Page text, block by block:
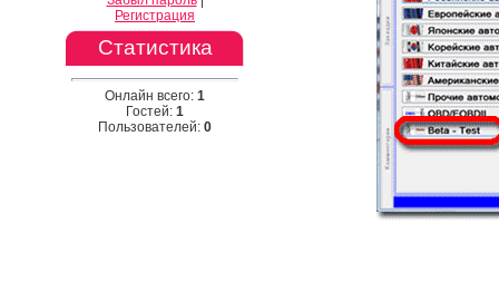
Регистрация
Статистика
Онлайн всего: 1
Гостей: 1
Пользователей: 0